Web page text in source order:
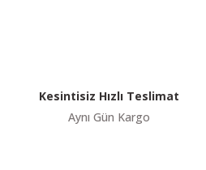
Ürün bilgilerinde hatalar bulunuyor.
Ürün fiyatı diğer sitelerden daha pahalı.
Kesintisiz Hızlı Teslimat
Aynı Gün Kargo